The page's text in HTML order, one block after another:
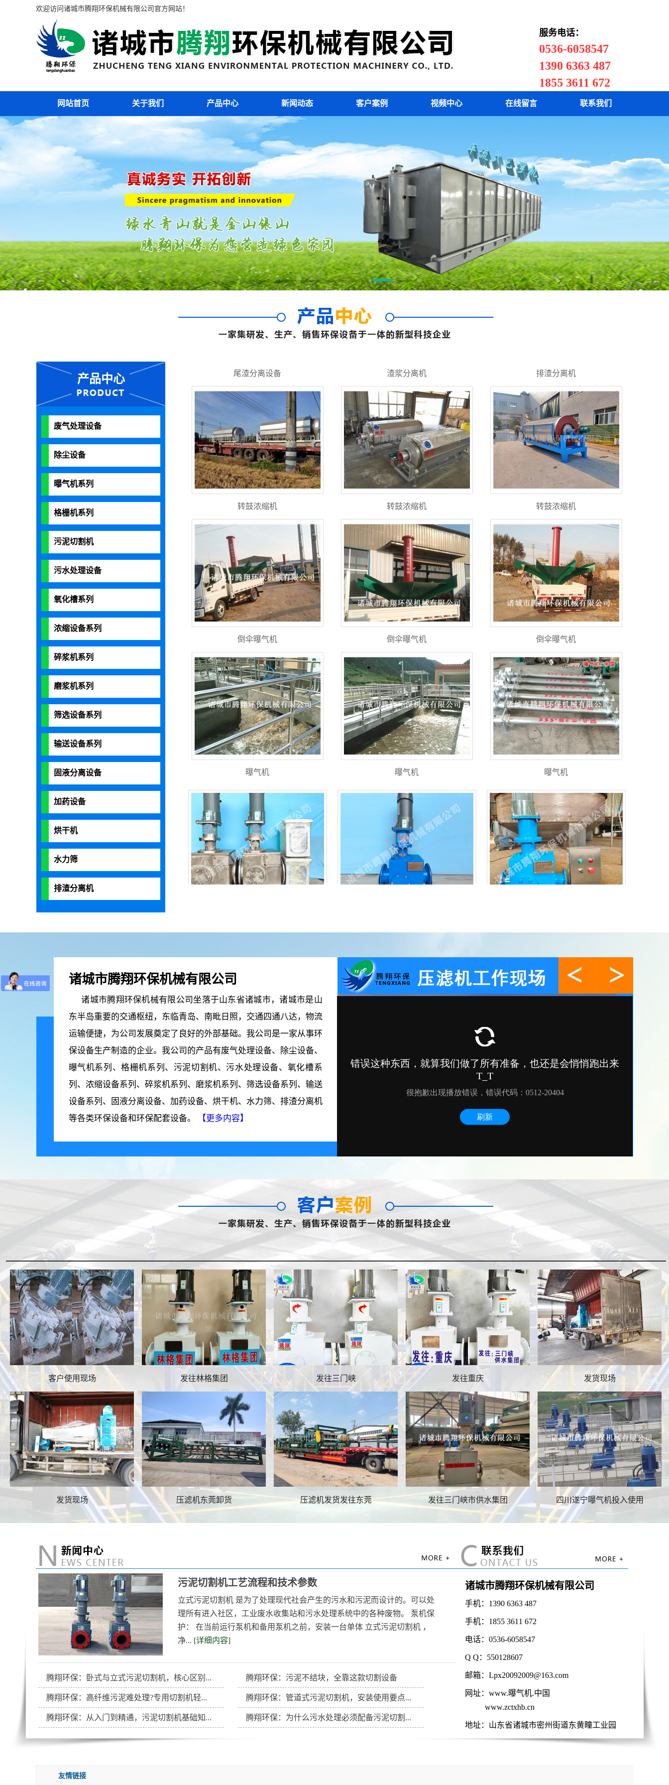
欢迎访问诸城市腾翔环保机械有限公司官方网站！
服务电话：
0536-6058547
1390 6363 487
1855 3611 672
网站首页 关于我们 产品中心 新闻动态 客户案例 视频中心 在线留言 联系我们
产品中心
废气处理设备
除尘设备
曝气机系列
格栅机系列
污泥切割机
污水处理设备
氧化槽系列
浓缩设备系列
碎浆机系列
磨浆机系列
筛选设备系列
输送设备系列
固液分离设备
加药设备
烘干机
水力筛
排渣分离机
污泥切割机
污泥切割机 污泥切割机
转鼓浓缩机 转鼓浓缩机 转鼓浓缩机
倒伞曝气机 倒伞曝气机 倒伞曝气机
曝气机 曝气机 曝气机
污泥切割机 污泥切割机 污泥切割机
污泥切割机
污泥切割机 污泥切割机 污泥切割机
尾渣分离设备 渣浆分离机 排渣分离机
倒伞曝气机 倒伞曝气机 倒伞曝气机
诸城市腾翔环保机械有限公司
诸城市腾翔环保机械有限公司坐落于山东省诸城市，诸城市是山
东半岛重要的交通枢纽，东临青岛、南毗日照，交通四通八达，物流
运输便捷，为公司发展奠定了良好的外部基础。我公司是一家从事环
保设备生产制造的企业。我公司的产品有废气处理设备、除尘设备、
曝气机系列、格栅机系列、污泥切割机、污水处理设备、氧化槽系
列、浓缩设备系列、碎浆机系列、磨浆机系列、筛选设备系列、输送
设备系列、固液分离设备、加药设备、烘干机、水力筛、排渣分离机
等各类环保设备和环保配套设备。
【更多内容】
客户使用现场 发往林格集团 发往三门峡 发往重庆 发货现场
发货现场 压滤机东莞卸货 压滤机发货发往东莞 发往三门峡市供水集团 四川遂宁曝气机投入使用
污泥切割机工艺流程和技术参数
立式污泥切割机 是为了处理现代社会产生的污水和污泥而设计的。可以处
理所有进入社区，工业废水收集站和污水处理系统中的各种废物。 泵机保
护： 在当前运行泵机和备用泵机之前，安装一台单体 立式污泥切割机 ，
净... [详细内容]
腾翔环保：卧式与立式污泥切割机，核心区别... 腾翔环保：污泥不结块，全靠这款切割设备
腾翔环保：高纤维污泥难处理?专用切割机轻... 腾翔环保：管道式污泥切割机，安装使用要点...
腾翔环保：从入门到精通，污泥切割机基础知... 腾翔环保：为什么污水处理必须配备污泥切割...
诸城市腾翔环保机械有限公司
手机：1390 6363 487
手机：1855 3611 672
电话：0536-6058547
Q Q：550128607
邮箱：Lpx20092009@163.com
网址：www.曝气机.中国
www.zctxhb.cn
地址：山东省诸城市密州街道东黄疃工业园
友情链接